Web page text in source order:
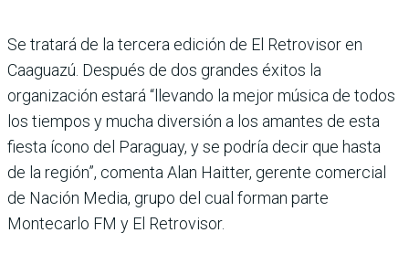
Se tratará de la tercera edición de El Retrovisor en
Caaguazú. Después de dos grandes éxitos la
organización estará “llevando la mejor música de todos
los tiempos y mucha diversión a los amantes de esta
fiesta ícono del Paraguay, y se podría decir que hasta
de la región”, comenta Alan Haitter, gerente comercial
de Nación Media, grupo del cual forman parte
Montecarlo FM y El Retrovisor.